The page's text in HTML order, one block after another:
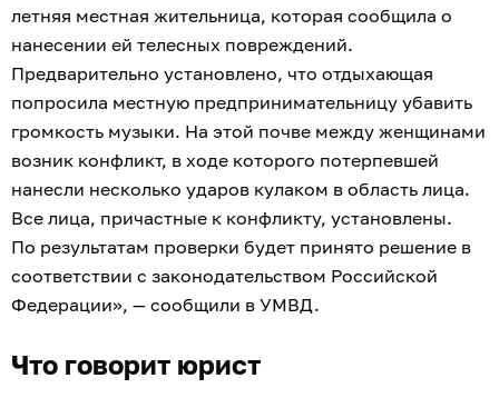
летняя местная жительница, которая сообщила о
нанесении ей телесных повреждений.
Предварительно установлено, что отдыхающая
попросила местную предпринимательницу убавить
громкость музыки. На этой почве между женщинами
возник конфликт, в ходе которого потерпевшей
нанесли несколько ударов кулаком в область лица.
Все лица, причастные к конфликту, установлены.
По результатам проверки будет принято решение в
соответствии с законодательством Российской
Федерации», — сообщили в УМВД.
Что говорит юрист